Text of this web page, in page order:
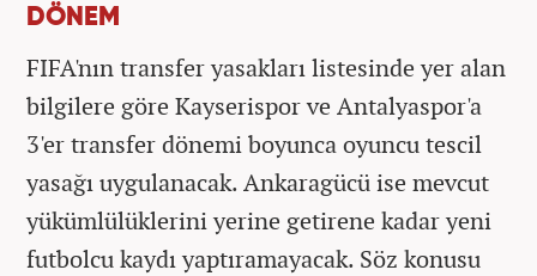
DÖNEM
FIFA'nın transfer yasakları listesinde yer alan
bilgilere göre Kayserispor ve Antalyaspor'a
3'er transfer dönemi boyunca oyuncu tescil
yasağı uygulanacak. Ankaragücü ise mevcut
yükümlülüklerini yerine getirene kadar yeni
futbolcu kaydı yaptıramayacak. Söz konusu